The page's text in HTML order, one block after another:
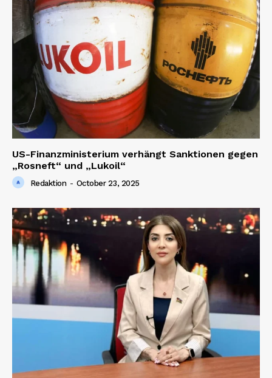
News Week
Magazine PRO
Company
About us
US-Finanzministerium verhängt Sanktionen gegen
„Rosneft“ und „Lukoil“
Redaktion - October 23, 2025